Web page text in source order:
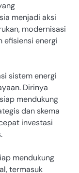
menjadi aksi
modernisasi
efisiensi energi
sistem energi
Dirinya
mendukung
dan skema
investasi
mendukung
termasuk